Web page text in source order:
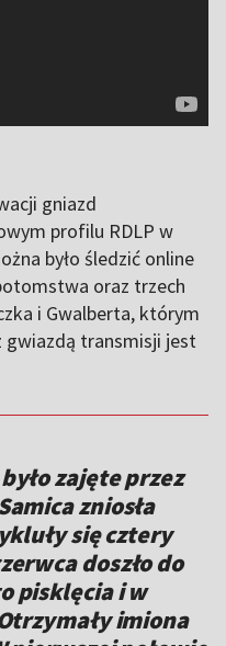
gniazd
profilu RDLP w
było śledzić online
oraz trzech
i Gwalberta, którym
gwiazdą transmisji jest
zajęte przez
zniosła
się cztery
doszło do
pisklęcia i w
imiona